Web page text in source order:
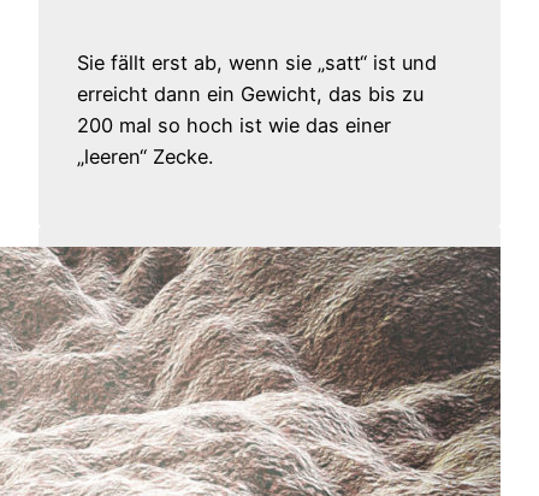
Sie fällt erst ab, wenn sie „satt“ ist und
erreicht dann ein Gewicht, das bis zu
200 mal so hoch ist wie das einer
„leeren“ Zecke.